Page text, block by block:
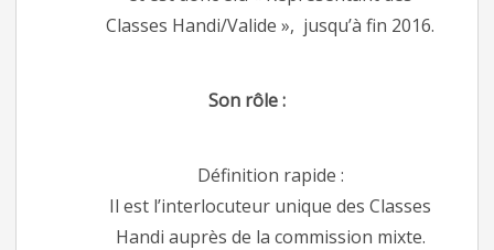
Classes Handi/Valide », jusqu’à fin 2016.
Son rôle :
Définition rapide :
Il est l’interlocuteur unique des Classes
Handi auprès de la commission mixte.